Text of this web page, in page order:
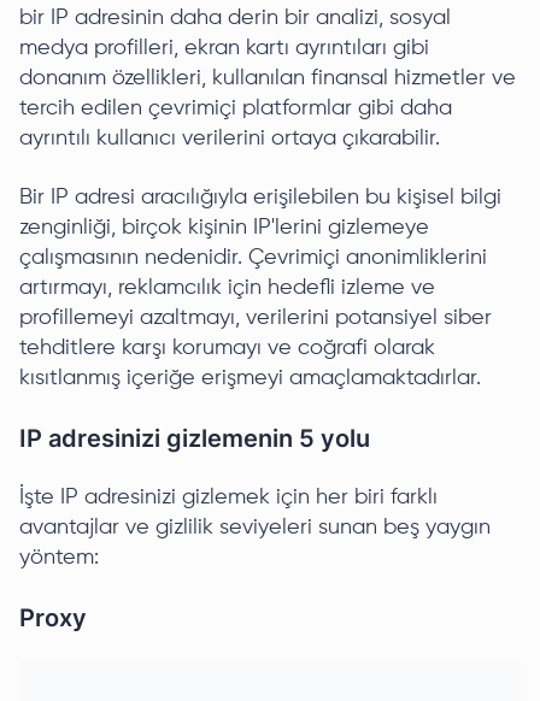
bir IP adresinin daha derin bir analizi, sosyal
medya profilleri, ekran kartı ayrıntıları gibi
donanım özellikleri, kullanılan finansal hizmetler ve
tercih edilen çevrimiçi platformlar gibi daha
ayrıntılı kullanıcı verilerini ortaya çıkarabilir.
Bir IP adresi aracılığıyla erişilebilen bu kişisel bilgi
zenginliği, birçok kişinin IP'lerini gizlemeye
çalışmasının nedenidir. Çevrimiçi anonimliklerini
artırmayı, reklamcılık için hedefli izleme ve
profillemeyi azaltmayı, verilerini potansiyel siber
tehditlere karşı korumayı ve coğrafi olarak
kısıtlanmış içeriğe erişmeyi amaçlamaktadırlar.
IP adresinizi gizlemenin 5 yolu
İşte IP adresinizi gizlemek için her biri farklı
avantajlar ve gizlilik seviyeleri sunan beş yaygın
yöntem:
Proxy